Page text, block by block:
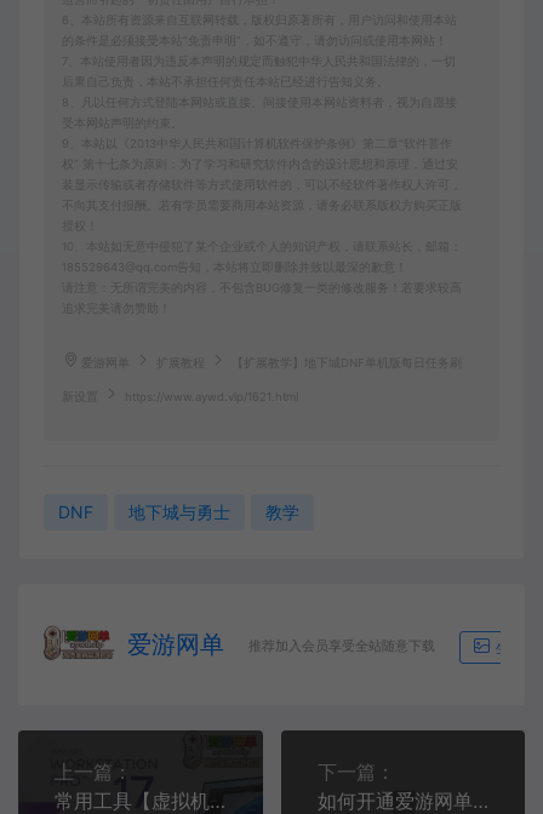
6、本站所有资源来自互联网转载，版权归原著所有，用户访问和使用本站
的条件是必须接受本站“免责申明”，如不遵守，请勿访问或使用本网站！
7、本站使用者因为违反本声明的规定而触犯中华人民共和国法律的，一切
后果自己负责，本站不承担任何责任本站已经进行告知义务。
8、凡以任何方式登陆本网站或直接、间接使用本网站资料者，视为自愿接
受本网站声明的约束。
9、本站以《2013中华人民共和国计算机软件保护条例》第二章"软件菩作
权” 第十七条为原则：为了学习和研究软件内含的设计思想和原理，通过安
装显示传输或者存储软件等方式使用软件的，可以不经软件著作权人许可，
不向其支付报酬。若有学员需要商用本站资源，请务必联系版权方购买正版
10、本站如无意中侵犯了某个企业或个人的知识产权，请联系站长，邮箱：
185529643@qq.com告知，本站将立即删除并致以最深的歉意！
请注意：无所谓完美的内容，不包含BUG修复一类的修改服务！若要求较高
追求完美请勿赞助！
爱游网单 扩展教程 【扩展教学】地下城DNF单机版每日任务刷
https://www.aywd.vip/1621.html
DNF 地下城与勇士 教学
爱游网单 推荐加入会员享受全站随意下载 生成海
上一篇：
常用工具【虚拟机下载】虚拟机安装教程最新17版本虚拟机下载安装带许可证VMware-workstation-full-17.0.0-20800274
下一篇：
如何开通爱游网单永久会员 会员开通教程